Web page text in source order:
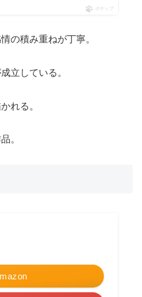
ポチップ
の積み重ねが丁寧。
立している。
れる。
。